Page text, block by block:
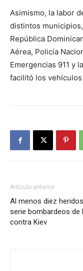
Asimismo, la labor
distintos
República
Aérea, Policía
Emergencias 911 y
facilitó los
Artículo anterior
Al menos diez
serie bombardeos de
contra Kiev